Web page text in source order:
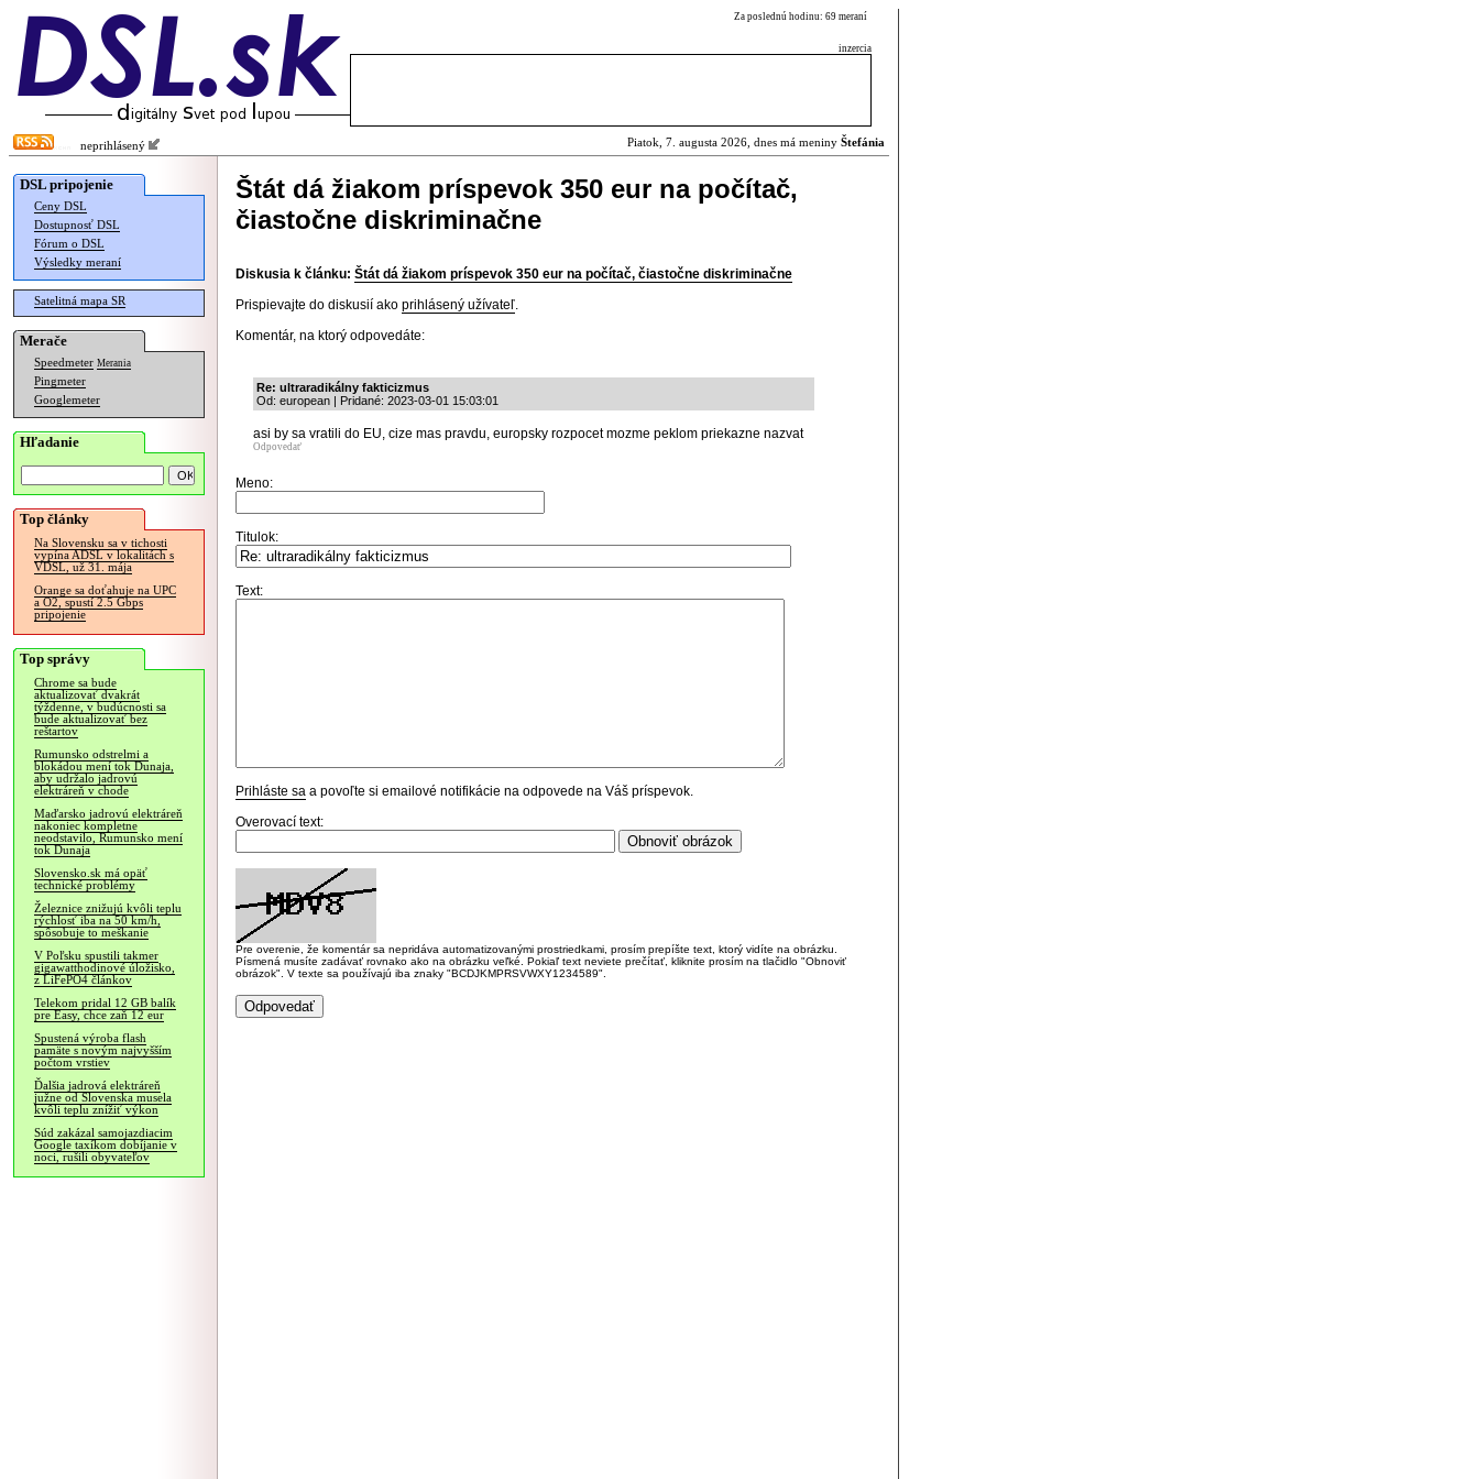
Za poslednú hodinu: 69 meraní
inzercia
neprihlásený Piatok, 7. augusta 2026, dnes má meniny Štefánia
DSL pripojenie
Ceny DSL
Dostupnosť DSL
Fórum o DSL
Výsledky meraní
Satelitná mapa SR
Merače
Speedmeter Merania
Pingmeter
Googlemeter
Hľadanie
Top články
Na Slovensku sa v tichosti
vypína ADSL v lokalitách s
VDSL, už 31. mája
Orange sa doťahuje na UPC
a O2, spustí 2.5 Gbps
pripojenie
Top správy
Chrome sa bude
aktualizovať dvakrát
týždenne, v budúcnosti sa
bude aktualizovať bez
reštartov
Rumunsko odstrelmi a
blokádou mení tok Dunaja,
aby udržalo jadrovú
elektráreň v chode
Maďarsko jadrovú elektráreň
nakoniec kompletne
neodstavilo, Rumunsko mení
tok Dunaja
Slovensko.sk má opäť
technické problémy
Železnice znižujú kvôli teplu
rýchlosť iba na 50 km/h,
spôsobuje to meškanie
V Poľsku spustili takmer
gigawatthodinové úložisko,
z LiFePO4 článkov
Telekom pridal 12 GB balík
pre Easy, chce zaň 12 eur
Spustená výroba flash
pamäte s novým najvyšším
počtom vrstiev
Ďalšia jadrová elektráreň
južne od Slovenska musela
kvôli teplu znížiť výkon
Súd zakázal samojazdiacim
Google taxíkom dobíjanie v
noci, rušili obyvateľov
Štát dá žiakom príspevok 350 eur na počítač,
čiastočne diskriminačne
Diskusia k článku: Štát dá žiakom príspevok 350 eur na počítač, čiastočne diskriminačne
Prispievajte do diskusií ako prihlásený užívateľ.
Komentár, na ktorý odpovedáte:
Re: ultraradikálny fakticizmus
Od: european | Pridané: 2023-03-01 15:03:01
asi by sa vratili do EU, cize mas pravdu, europsky rozpocet mozme peklom priekazne nazvat
Odpovedať
Meno:
Titulok:
Text:
Prihláste sa a povoľte si emailové notifikácie na odpovede na Váš príspevok.
Overovací text:
Pre overenie, že komentár sa nepridáva automatizovanými prostriedkami, prosím prepíšte text, ktorý vidíte na obrázku.
Písmená musíte zadávať rovnako ako na obrázku veľké. Pokiaľ text neviete prečítať, kliknite prosím na tlačidlo "Obnoviť
obrázok". V texte sa používajú iba znaky "BCDJKMPRSVWXY1234589".